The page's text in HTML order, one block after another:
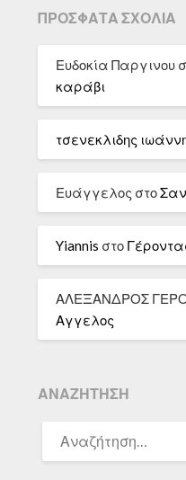
ΠΡΌΣΦΑΤΑ ΣΧΌΛΙΑ
Ευδοκία Παργινου
καράβι
τσενεκλιδης
Ευάγγελος στοΣαν
Yiannis στο
ΑΛΕΞΑΝΔΡΟΣ
Αγγελος
ΑΝΑΖΉΤΗΣΗ
ΓΙΑ: